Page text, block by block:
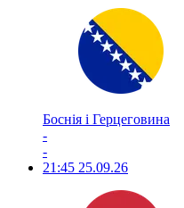
Боснія і Герцеговина
-
-
21:45 25.09.26